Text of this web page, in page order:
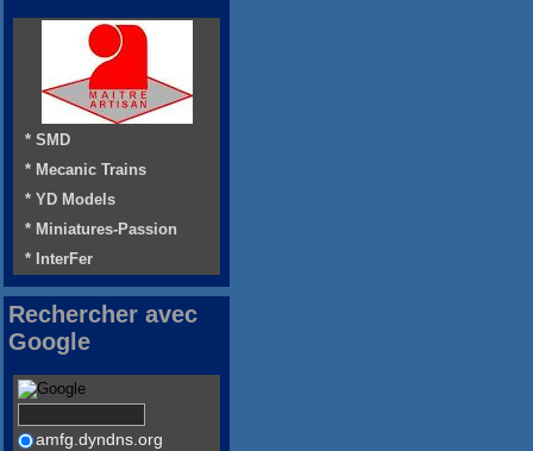
* SMD
* Mecanic Trains
* YD Models
* Miniatures-Passion
* InterFer
Rechercher avec
Google
amfg.dyndns.org